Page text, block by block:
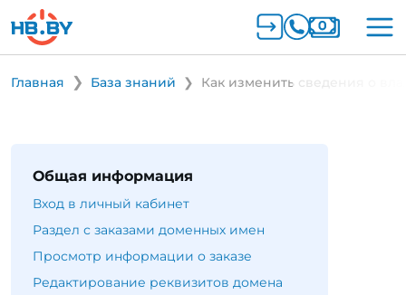
Главная База знаний Как изменить сведения о
Общая информация
Вход в личный кабинет
Раздел с заказами доменных имен
Просмотр информации о заказе
Редактирование реквизитов домена